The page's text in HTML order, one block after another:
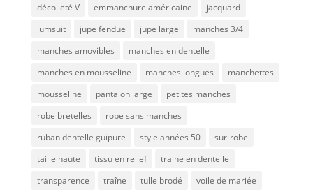
décolleté V
emmanchure américaine
jacquard
jumsuit
jupe fendue jupe large
manches 3/4
manches amovibles
manches en dentelle
manches en mousseline
manches longues
manchettes
mousseline
pantalon large
petites manches
robe bretelles
robe sans manches
ruban dentelle guipure
style années 50
sur-robe
taille haute
tissu en relief
traine en dentelle
transparence
traîne tulle brodé voile de mariée